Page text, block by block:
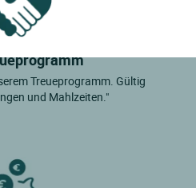
Treueprogramm. Gültig
und Mahlzeiten."